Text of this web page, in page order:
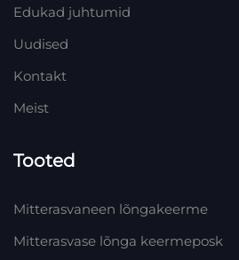
Edukad juhtumid
Uudised
Kontakt
Meist
Tooted
Mitterasvaneen lõngakeerme
Mitterasvase lõnga keermeposk